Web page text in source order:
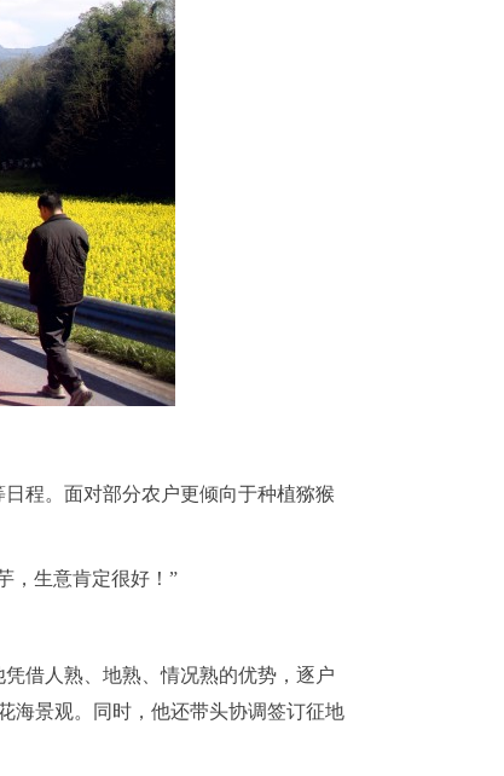
程。面对部分农户更倾向于种植猕猴
，生意肯定很好！”
借人熟、地熟、情况熟的优势，逐户
海景观。同时，他还带头协调签订征地